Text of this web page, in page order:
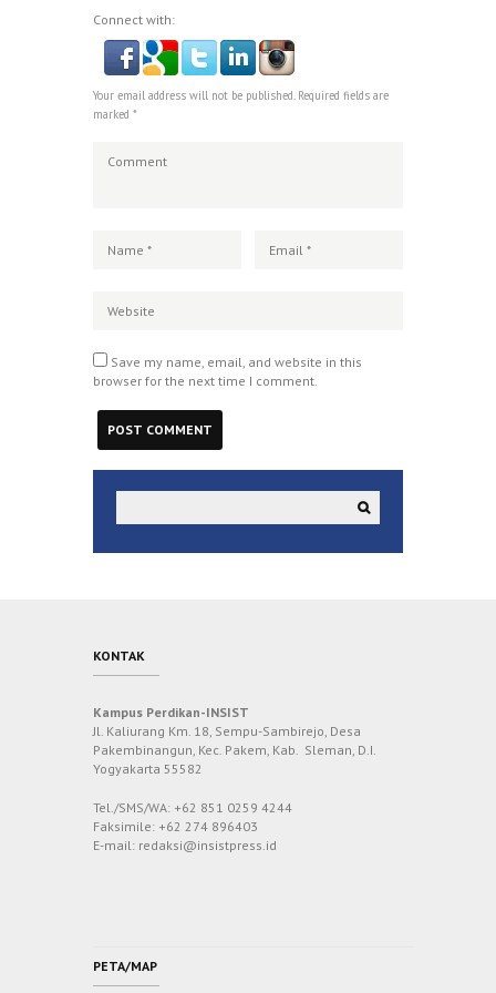
Connect with:
Your email address will not be published. Required fields are
marked *
Save my name, email, and website in this
browser for the next time I comment.
KONTAK
Kampus Perdikan-INSIST
Jl. Kaliurang Km. 18, Sempu-Sambirejo, Desa
Pakembinangun, Kec. Pakem, Kab. Sleman, D.I.
Yogyakarta 55582
Tel./SMS/WA: +62 851 0259 4244
Faksimile: +62 274 896403
E-mail: redaksi@insistpress.id
PETA/MAP